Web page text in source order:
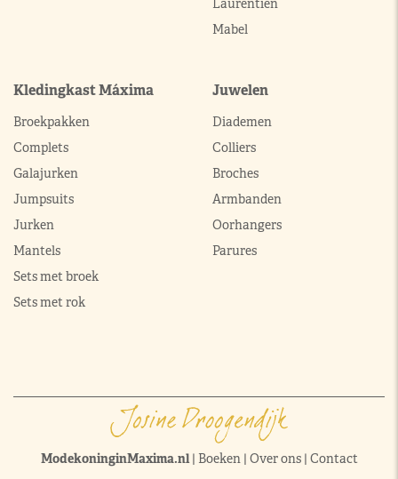
Laurentien
Mabel
Kledingkast Máxima
Broekpakken
Complets
Galajurken
Jumpsuits
Jurken
Mantels
Sets met broek
Sets met rok
Juwelen
Diademen
Colliers
Broches
Armbanden
Oorhangers
Parures
ModekoninginMaxima.nl| Boeken| Over ons| Contact